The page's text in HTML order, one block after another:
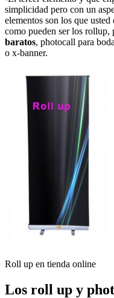
simplicidad pero con un
elementos son los que
como pueden ser los
baratos, photocall para
o x-banner.
Roll up en tienda online
Los roll up y